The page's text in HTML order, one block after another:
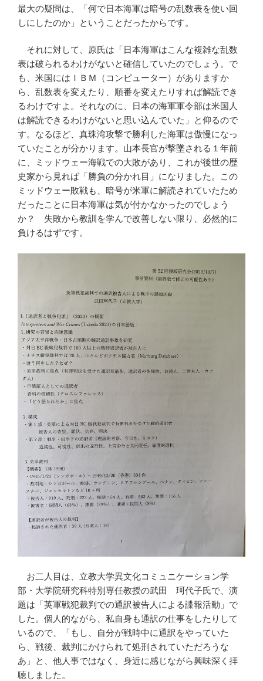
最大の疑問は、「何で日本海軍は暗号の乱数表を使い回
しにしたのか」ということだったからです。
それに対して、原氏は「日本海軍はこんな複雑な乱数
表は破られるわけがないと確信していたのでしょう。で
も、米国にはＩＢＭ（コンピューター）がありますか
ら、乱数表を変えたり、順番を変えたりすれば解読でき
るわけですよ。それなのに、日本の海軍軍令部は米国人
は解読できるわけがないと思い込んでいた」と仰るので
す。なるほど、真珠湾攻撃で勝利した海軍は傲慢になっ
ていたことが分かります。山本長官が撃墜される１年前
に、ミッドウェー海戦での大敗があり、これが後世の歴
史家から見れば「勝負の分かれ目」になりました。この
ミッドウェー敗戦も、暗号が米軍に解読されていたため
だったことに日本海軍は気が付かなかったのでしょう
か？ 失敗から教訓を学んで改善しない限り、必然的に
負けるはずです。
お二人目は、立教大学異文化コミュニケーション学
部・大学院研究科特別専任教授の武田 珂代子氏で、演
題は「英軍戦犯裁判での通訳被告人による諜報活動」で
した。個人的ながら、私自身も通訳の仕事をしたりして
いるので、「もし、自分が戦時中に通訳をやっていた
ら、戦後、裁判にかけられて処刑されていただろうな
あ」と、他人事ではなく、身近に感じながら興味深く拝
聴しました。